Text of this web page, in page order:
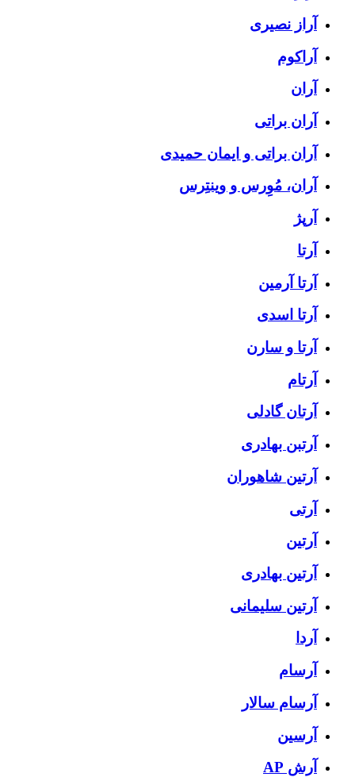
آراز نصیری
آراکوم
آران
آران براتی
آران براتی و ایمان حمیدی
آران، مُوِرس و وینتِرس
آرپژ
آرتا
آرتا آرمین
آرتا اسدی
آرتا و سارن
آرتام
آرتان گادلی
آرتبن بهادری
آرتين شاهوران
آرتی
آرتین
آرتین بهادری
آرتین سلیمانی
آردا
آرسام
آرسام سالار
آرسین
آرش AP